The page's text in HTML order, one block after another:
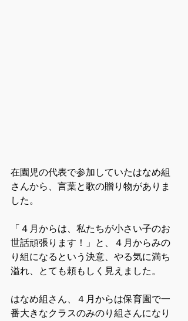
在園児の代表で参加していたはなめ組
さんから、言葉と歌の贈り物がありま
した。
「４月からは、私たちが小さい子のお
世話頑張ります！」と、４月からみの
り組になるという決意、やる気に満ち
溢れ、とても頼もしく見えました。
はなめ組さん、４月からは保育園で一
番大きなクラスのみのり組さんになり